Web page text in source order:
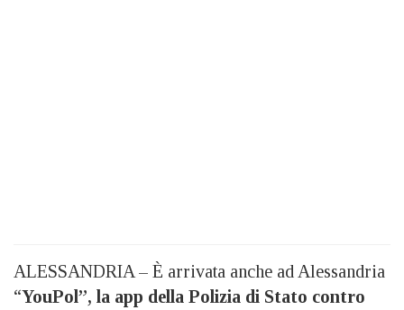
ALESSANDRIA – È arrivata anche ad Alessandria
“YouPol”, la app della Polizia di Stato contro